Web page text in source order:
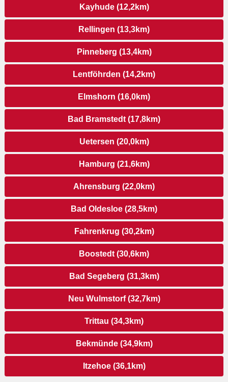
Kayhude (12,2km)
Rellingen (13,3km)
Pinneberg (13,4km)
Lentföhrden (14,2km)
Elmshorn (16,0km)
Bad Bramstedt (17,8km)
Uetersen (20,0km)
Hamburg (21,6km)
Ahrensburg (22,0km)
Bad Oldesloe (28,5km)
Fahrenkrug (30,2km)
Boostedt (30,6km)
Bad Segeberg (31,3km)
Neu Wulmstorf (32,7km)
Trittau (34,3km)
Bekmünde (34,9km)
Itzehoe (36,1km)